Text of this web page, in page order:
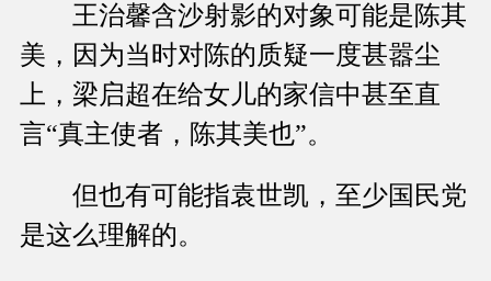
王治馨含沙射影的对象可能是陈其
美，因为当时对陈的质疑一度甚嚣尘
上，梁启超在给女儿的家信中甚至直
言“真主使者，陈其美也”。
但也有可能指袁世凯，至少国民党
是这么理解的。